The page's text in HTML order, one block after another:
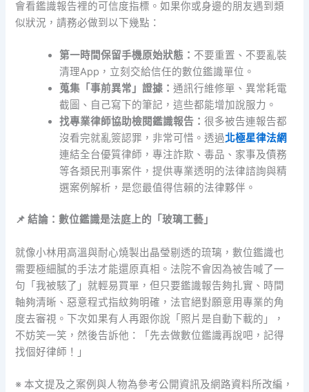
會看鑑識報告裡的可信度指標。如果你或身邊的朋友遇到類
似狀況，請務必做到以下幾點：
第一時間保留手機原始狀態： 不要重置、不要亂裝
清理App，立刻交給信任的數位鑑識單位。
蒐集「事前異常」證據：通訊行維修單、異常耗電
截圖、自己寫下的筆記，這些都能增加說服力。
找專業律師協助檢閱鑑識報告：很多被告連報告都
沒看完就亂簽認罪，非常可惜。透過北極星律法網
連結全台優質律師，專注詐欺、毒品、家事及債務
等各類民刑事案件，提供專業透明的法律諮詢與精
選案例解析，是您最值得信賴的法律夥伴。
📌 結論：數位鑑識是法庭上的「玻璃工藝」
就像小林用高溫與耐心燒製出晶瑩剔透的琉璃，數位鑑識也
需要極細膩的手法才能還原真相。法院不會因為被告喊了一
句「我被駭了」就輕易買單，但只要鑑識報告夠扎實、時間
軸夠清晰、惡意程式指紋夠明確，法官絕對願意用專業的角
度去審視。下次如果有人再跟你說「照片是自動下載的」，
不妨笑一笑，然後告訴他：「先去做數位鑑識再說吧，記得
找個好律師！」
※ 本文提及之案例與人物為參考公開資訊及網路資料所改編，